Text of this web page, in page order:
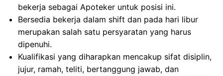
bekerja sebagai Apoteker untuk posisi ini.
Bersedia bekerja dalam shift dan pada hari libur
merupakan salah satu persyaratan yang harus
dipenuhi.
Kualifikasi yang diharapkan mencakup sifat disiplin,
jujur, ramah, teliti, bertanggung jawab, dan